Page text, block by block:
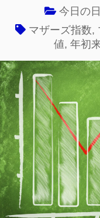
今日の
マザーズ指数,
値, 年初